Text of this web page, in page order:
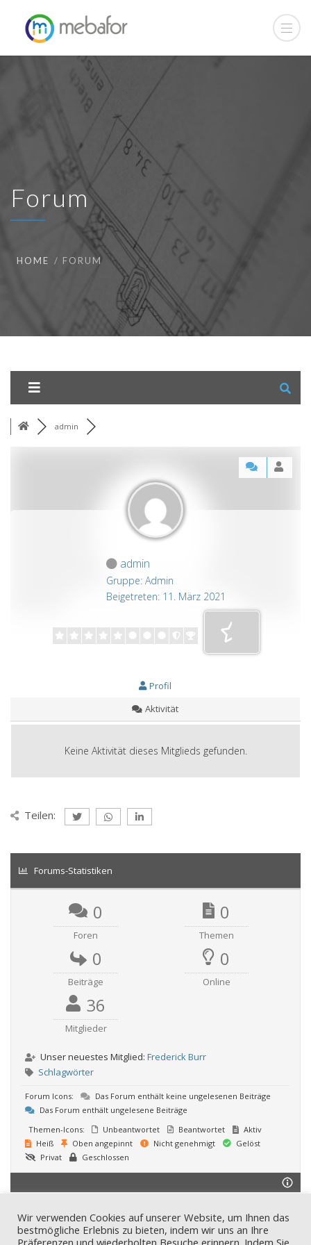
Forum
HOME FORUM
admin
admin
Gruppe: Admin
Beigetreten: 11. März 2021
Profil
Aktivität
Keine Aktivität dieses Mitglieds gefunden.
Teilen:
Forums-Statistiken
0
Foren
0
Themen
0
Beiträge
0
Online
36
Mitglieder
Unser neuestes Mitglied: Frederick Burr
Schlagwörter
Forum Icons:
Das Forum enthält keine ungelesenen Beiträge
Das Forum enthält ungelesene Beiträge
Themen-Icons:
Unbeantwortet Beantwortet
Aktiv
Heiß
Oben angepinnt Nicht genehmigt
Gelöst
Privat
Geschlossen
Wir verwenden Cookies auf unserer Website, um Ihnen das
bestmögliche Erlebnis zu bieten, indem wir uns an Ihre
Präferenzen und wiederholten Besuche erinnern. Indem Sie